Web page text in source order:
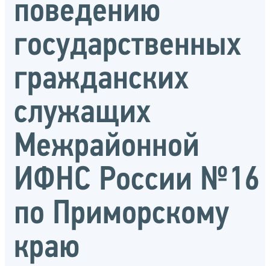
поведению
государственных
гражданских
служащих
Межрайонной
ИФНС России №16
по Приморскому
краю